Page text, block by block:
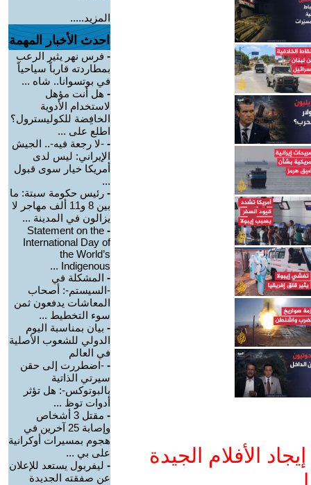
الأفلام الجيدة
المزيد.....
احدث الأخبار المهمة
- فرس نهر يثير الرعب
بمطاردته قارباً سياحياً
في بوتسوانا.. شاه ...
- هل أنت مؤهل
لاستخدام الأدوية
الخافِضة للكوليسترول؟
اطلع على ...
- -لا رجعة فيه-.. الجيش
الإيراني: ليس لدى
أمريكا خيار سوى قبول
...
- رئيس حكومة سبتة: ما
بين 8 و11 ألف مهاجر لا
يزالون في المدينة ...
-
Statement on the
International Day of
the World’s
Indigenous ...
- المشكلة في
-السيستم-: أصحاب
المعاشات يدفعون ثمن
سوء التخطيط ...
- بيان بمناسبة اليوم
الدولي للشعوب الأصلية
في العالم
- -اضطررت إلى حقن
سيرتي الذاتية
بالبوتوكس-: هل تؤثر
أدوات توظ ...
-
مقتل 3 أشخاص
وإصابة 25 آخرين في
هجوم بمسيرات أوكرانية
على بي ...
- ليفربول يستعد للإعلان
عن صفقته الجديدة